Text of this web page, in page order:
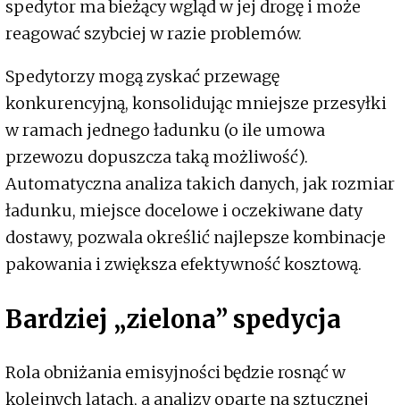
spedytor ma bieżący wgląd w jej drogę i może
reagować szybciej w razie problemów.
Spedytorzy mogą zyskać przewagę
konkurencyjną, konsolidując mniejsze przesyłki
w ramach jednego ładunku (o ile umowa
przewozu dopuszcza taką możliwość).
Automatyczna analiza takich danych, jak rozmiar
ładunku, miejsce docelowe i oczekiwane daty
dostawy, pozwala określić najlepsze kombinacje
pakowania i zwiększa efektywność kosztową.
Bardziej „zielona” spedycja
Rola obniżania emisyjności będzie rosnąć w
kolejnych latach, a analizy oparte na sztucznej